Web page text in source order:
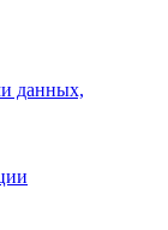
данных,